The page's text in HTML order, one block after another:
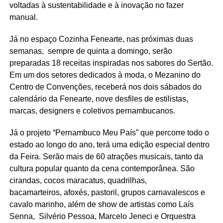
voltadas à sustentabilidade e à inovação no fazer
manual.
Já no espaço Cozinha Fenearte, nas próximas duas
semanas, sempre de quinta a domingo, serão
preparadas 18 receitas inspiradas nos sabores do Sertão.
Em um dos setores dedicados à moda, o Mezanino do
Centro de Convenções, receberá nos dois sábados do
calendário da Fenearte, nove desfiles de estilistas,
marcas, designers e coletivos pernambucanos.
Já o projeto “Pernambuco Meu País” que percorre todo o
estado ao longo do ano, terá uma edição especial dentro
da Feira. Serão mais de 60 atrações musicais, tanto da
cultura popular quanto da cena contemporânea. São
cirandas, cocos maracatus, quadrilhas,
bacamarteiros, afoxés, pastoril, grupos carnavalescos e
cavalo marinho, além de show de artistas como Laís
Senna, Silvério Pessoa, Marcelo Jeneci e Orquestra